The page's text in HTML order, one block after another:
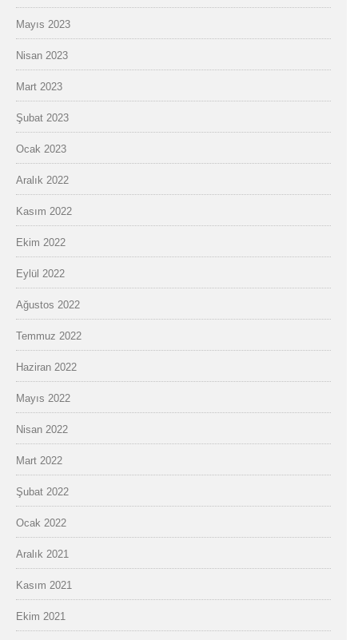
Mayıs 2023
Nisan 2023
Mart 2023
Şubat 2023
Ocak 2023
Aralık 2022
Kasım 2022
Ekim 2022
Eylül 2022
Ağustos 2022
Temmuz 2022
Haziran 2022
Mayıs 2022
Nisan 2022
Mart 2022
Şubat 2022
Ocak 2022
Aralık 2021
Kasım 2021
Ekim 2021